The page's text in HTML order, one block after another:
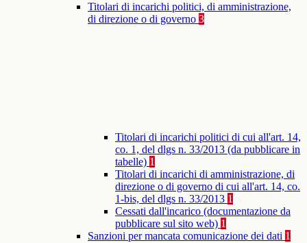
Titolari di incarichi politici, di amministrazione,
di direzione o di governo 3
Titolari di incarichi politici di cui all'art. 14,
co. 1, del dlgs n. 33/2013 (da pubblicare in
tabelle) 1
Titolari di incarichi di amministrazione, di
direzione o di governo di cui all'art. 14, co.
1-bis, del dlgs n. 33/2013 1
Cessati dall'incarico (documentazione da
pubblicare sul sito web) 1
Sanzioni per mancata comunicazione dei dati 1